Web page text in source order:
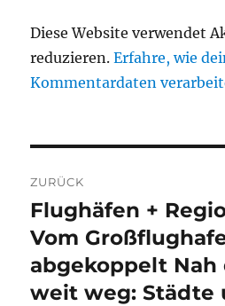
Diese Website verwendet
reduzieren.Erfahre, wie
Kommentardaten
ZURÜCK
Vorheriger
Beitrag:
Flughäfen +
Vom
abgekoppelt Nah
weit weg: Städte